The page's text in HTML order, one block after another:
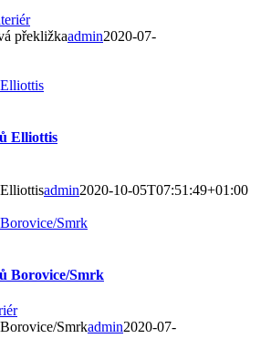
překližkaadmin2020-07-
Elliottis
admin2020-10-05T07:51:49+01:00
Smrk
Borovice/Smrk
Smrkadmin2020-07-